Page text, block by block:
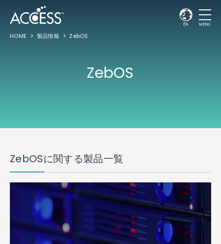
EN MENU
HOME 製品情報 ZebOS
ZebOS
ZebOSに関する製品一覧